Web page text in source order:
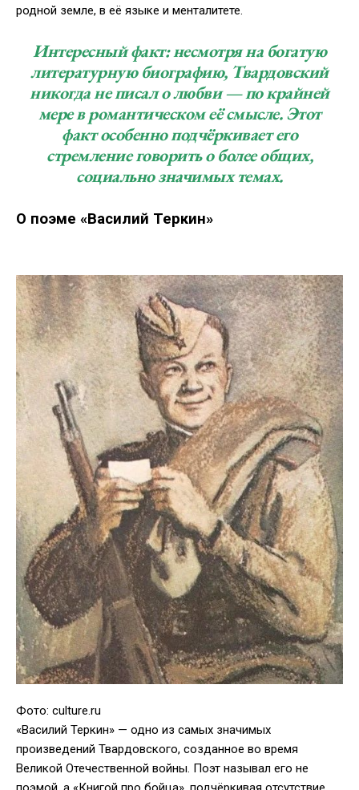
родной земле, в её языке и менталитете.
Интересный факт: несмотря на богатую
литературную биографию, Твардовский
никогда не писал о любви — по крайней
мере в романтическом её смысле. Этот
факт особенно подчёркивает его
стремление говорить о более общих,
социально значимых темах.
О поэме «Василий Теркин»
Фото: culture.ru
«Василий Теркин» — одно из самых значимых
произведений Твардовского, созданное во время
Великой Отечественной войны. Поэт называл его не